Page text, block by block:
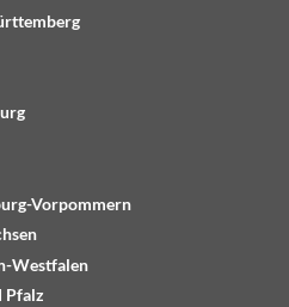
Vorpommern
Westfalen
Pfalz